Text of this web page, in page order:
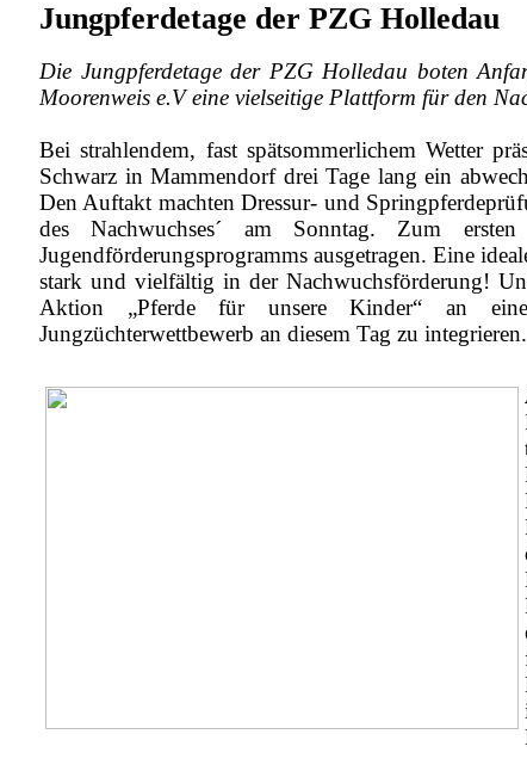
Jungpferdetage der PZG Holledau
Die Jungpferdetage der PZG Holledau boten
Moorenweis e.V eine vielseitige Plattform für den
Bei strahlendem, fast spätsommerlichem Wetter
Schwarz in Mammendorf drei Tage lang ein
Den Auftakt machten Dressur- und
des Nachwuchses´ am Sonntag. Zum
Jugendförderungsprogramms ausgetragen. Eine
stark und vielfältig in der Nachwuchsförderung!
Aktion „Pferde für unsere Kinder“ an
Jungzüchterwettbewerb an diesem Tag zu integrieren.